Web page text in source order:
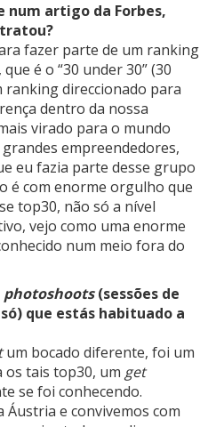
num artigo da Forbes,
fazer parte de um ranking
é o “30 under 30” (30
ranking direccionado para
dentro da nossa
virado para o mundo
empreendedores,
eu fazia parte desse grupo
é com enorme orgulho que
top30, não só a nível
vejo como uma enorme
num meio fora do
photoshoots(sessões de
que estás habituado a
um bocado diferente, foi um
tais top30, um get
se foi conhecendo.
Áustria e convivemos com